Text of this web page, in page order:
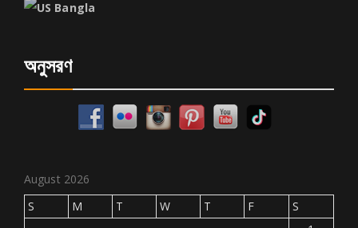
অনুসরণ
August 2026
S
M T W T F
S